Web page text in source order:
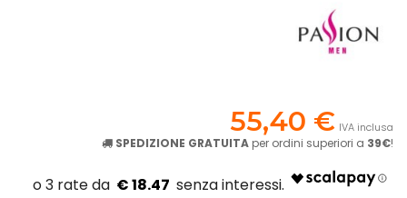
55,40 € IVA inclusa
SPEDIZIONE GRATUITA per ordini superiori a 39€!
€ 18.47